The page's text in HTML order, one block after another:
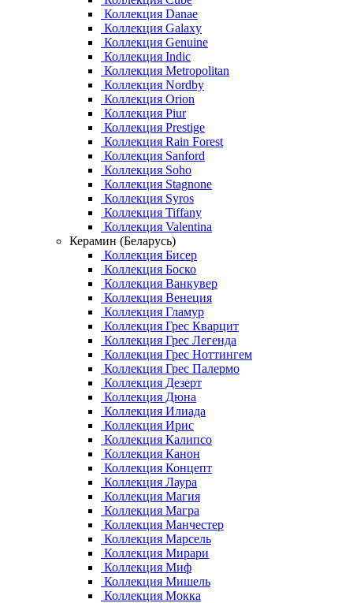
Коллекция Danae
Коллекция Galaxy
Коллекция Genuine
Коллекция Indic
Коллекция Metropolitan
Коллекция Nordby
Коллекция Orion
Коллекция Piur
Коллекция Prestige
Коллекция Rain Forest
Коллекция Sanford
Коллекция Soho
Коллекция Stagnone
Коллекция Syros
Коллекция Tiffany
Коллекция Valentina
Керамин (Беларусь)
Коллекция Бисер
Коллекция Боско
Коллекция Ванкувер
Коллекция Венеция
Коллекция Гламур
Коллекция Грес Кварцит
Коллекция Грес Легенда
Коллекция Грес Ноттингем
Коллекция Грес Палермо
Коллекция Дезерт
Коллекция Дюна
Коллекция Илиада
Коллекция Ирис
Коллекция Калипсо
Коллекция Канон
Коллекция Концепт
Коллекция Лаура
Коллекция Магия
Коллекция Магра
Коллекция Манчестер
Коллекция Марсель
Коллекция Мирари
Коллекция Миф
Коллекция Мишель
Коллекция Мокка